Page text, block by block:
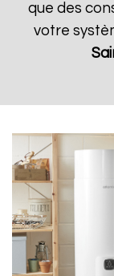
que des
votre